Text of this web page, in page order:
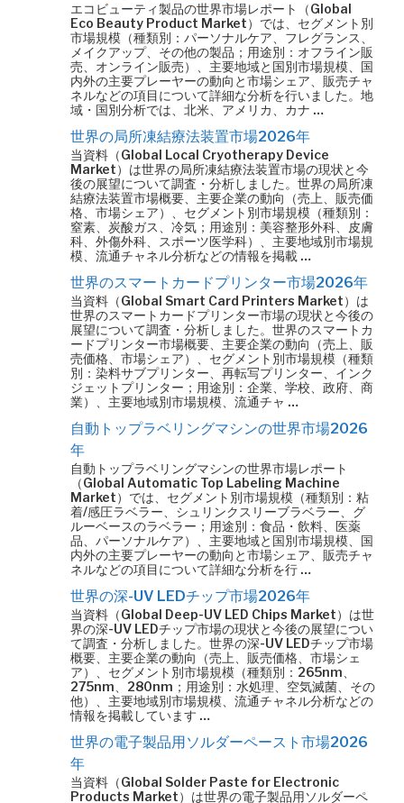
エコビューティ製品の世界市場レポート（Global
Eco Beauty Product Market）では、セグメント別
市場規模（種類別：パーソナルケア、フレグランス、
メイクアップ、その他の製品；用途別：オフライン販
売、オンライン販売）、主要地域と国別市場規模、国
内外の主要プレーヤーの動向と市場シェア、販売チャ
ネルなどの項目について詳細な分析を行いました。地
域・国別分析では、北米、アメリカ、カナ …
世界の局所凍結療法装置市場2026年
当資料（Global Local Cryotherapy Device
Market）は世界の局所凍結療法装置市場の現状と今
後の展望について調査・分析しました。世界の局所凍
結療法装置市場概要、主要企業の動向（売上、販売価
格、市場シェア）、セグメント別市場規模（種類別：
窒素、炭酸ガス、冷気；用途別：美容整形外科、皮膚
科、外傷外科、スポーツ医学科）、主要地域別市場規
模、流通チャネル分析などの情報を掲載 …
世界のスマートカードプリンター市場2026年
当資料（Global Smart Card Printers Market）は
世界のスマートカードプリンター市場の現状と今後の
展望について調査・分析しました。世界のスマートカ
ードプリンター市場概要、主要企業の動向（売上、販
売価格、市場シェア）、セグメント別市場規模（種類
別：染料サブプリンター、再転写プリンター、インク
ジェットプリンター；用途別：企業、学校、政府、商
業）、主要地域別市場規模、流通チャ …
自動トップラベリングマシンの世界市場2026
年
自動トップラベリングマシンの世界市場レポート
（Global Automatic Top Labeling Machine
Market）では、セグメント別市場規模（種類別：粘
着/感圧ラベラー、シュリンクスリーブラベラー、グ
ルーベースのラベラー；用途別：食品・飲料、医薬
品、パーソナルケア）、主要地域と国別市場規模、国
内外の主要プレーヤーの動向と市場シェア、販売チャ
ネルなどの項目について詳細な分析を行 …
世界の深-UV LEDチップ市場2026年
当資料（Global Deep-UV LED Chips Market）は世
界の深-UV LEDチップ市場の現状と今後の展望につい
て調査・分析しました。世界の深-UV LEDチップ市場
概要、主要企業の動向（売上、販売価格、市場シェ
ア）、セグメント別市場規模（種類別：265nm、
275nm、280nm；用途別：水処理、空気滅菌、その
他）、主要地域別市場規模、流通チャネル分析などの
情報を掲載しています …
世界の電子製品用ソルダーペースト市場2026
年
当資料（Global Solder Paste for Electronic
Products Market）は世界の電子製品用ソルダーペ